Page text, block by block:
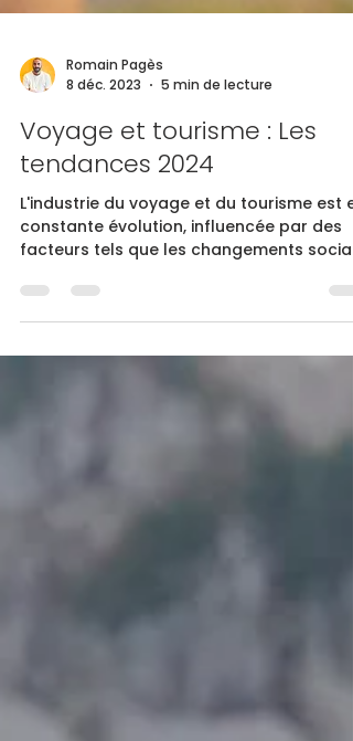
Romain Pagès
8 déc. 2023
5 min de lecture
Voyage et tourisme : Les
tendances 2024
L'industrie du voyage et du tourisme est
facteurs tels que les changements
et environnementaux, les réseaux sociaux,
identifiées, transformant l'expérience du
voyageurs modernes. Cependant, il est